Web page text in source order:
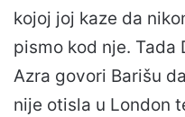
kojoj joj kaze da
pismo kod nje. Tada
Azra govori Barišu
nije otisla u London